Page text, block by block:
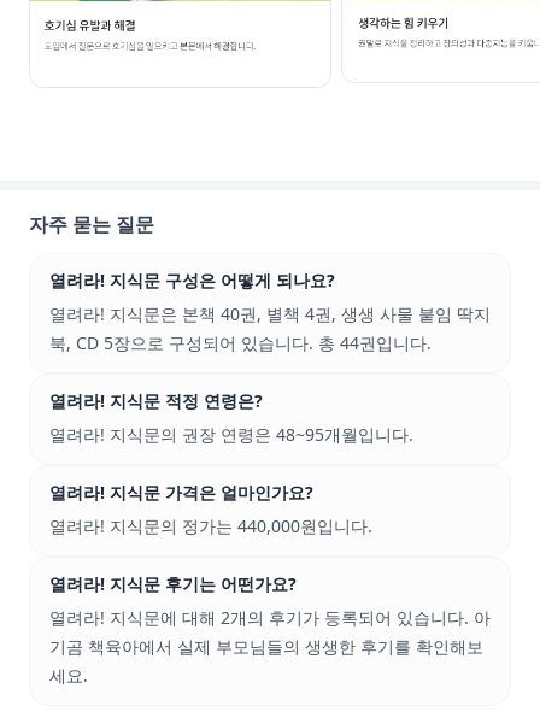
자주 묻는 질문
열려라! 지식문 구성은 어떻게 되나요?
열려라! 지식문은 본책 40권, 별책 4권, 생생 사물 붙임 딱지
북, CD 5장으로 구성되어 있습니다. 총 44권입니다.
열려라! 지식문 적정 연령은?
열려라! 지식문의 권장 연령은 48~95개월입니다.
열려라! 지식문 가격은 얼마인가요?
열려라! 지식문의 정가는 440,000원입니다.
열려라! 지식문 후기는 어떤가요?
열려라! 지식문에 대해 2개의 후기가 등록되어 있습니다. 아
기곰 책육아에서 실제 부모님들의 생생한 후기를 확인해보
세요.